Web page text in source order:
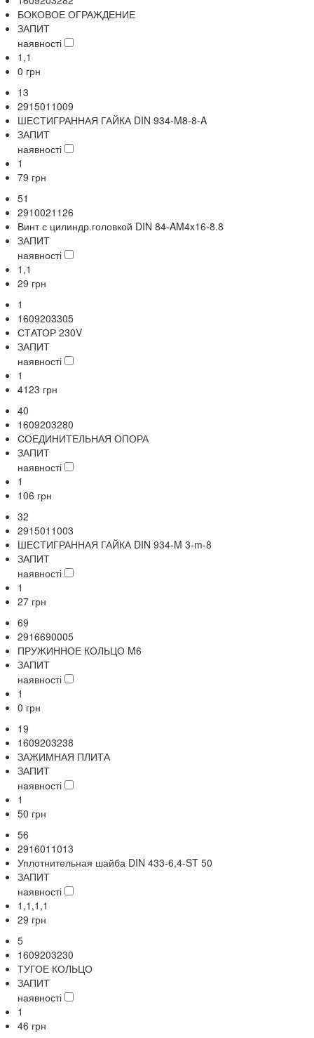
БОКОВОЕ ОГРАЖДЕНИЕ
ЗАПИТ
наявності
1,1
0 грн
13
2915011009
ШЕСТИГРАННАЯ ГАЙКА DIN 934-M8-8-A
ЗАПИТ
наявності
1
79 грн
51
2910021126
Винт с цилиндр.головкой DIN 84-AM4x16-8.8
ЗАПИТ
наявності
1,1
29 грн
1
1609203305
СТАТОР 230V
ЗАПИТ
наявності
1
4123 грн
40
1609203280
СОЕДИНИТЕЛЬНАЯ ОПОРА
ЗАПИТ
наявності
1
106 грн
32
2915011003
ШЕСТИГРАННАЯ ГАЙКА DIN 934-M 3-m-8
ЗАПИТ
наявності
1
27 грн
69
2916690005
ПРУЖИННОЕ КОЛЬЦО M6
ЗАПИТ
наявності
1
0 грн
19
1609203238
ЗАЖИМНАЯ ПЛИТА
ЗАПИТ
наявності
1
50 грн
56
2916011013
Уплотнительная шайба DIN 433-6,4-ST 50
ЗАПИТ
наявності
1,1,1,1
29 грн
5
1609203230
ТУГОЕ КОЛЬЦО
ЗАПИТ
наявності
1
46 грн